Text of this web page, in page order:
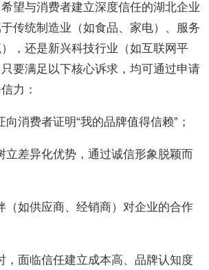
望与消费者建立深度信任的湖北企业
传统制造业（如食品、家电）、服务
，还是新兴科技行业（如互联网平
要满足以下核心诉求，均可通过申请
力：
消费者证明“我的品牌值得信赖”；
立差异化优势，通过诚信形象脱颖而
（如供应商、经销商）对企业的合作
，面临信任建立成本高、品牌认知度